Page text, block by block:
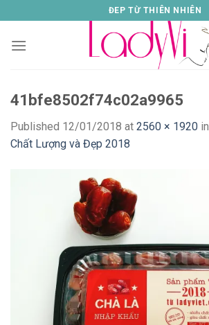
to
content
ĐEP TỪ THIÊN NHIÊN
41bfe8502f74c02a9965
Published 12/01/2018 at 2560 × 1920 in
Chất Lượng và Đẹp 2018